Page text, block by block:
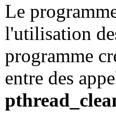
Le
l'utilisation
programme
entre des